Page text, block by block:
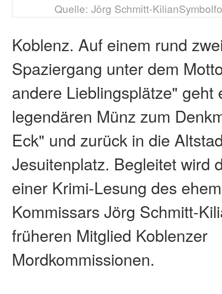
Quelle: Jörg Schmitt-
Koblenz. Auf einem rund
Spaziergang unter dem
andere Lieblingsplätze" geht
legendären Münz zum
Eck" und zurück in die
Jesuitenplatz. Begleitet wird
einer Krimi-Lesung des
Kommissars Jörg Schmitt-
früheren Mitglied Koblenzer
Mordkommissionen.